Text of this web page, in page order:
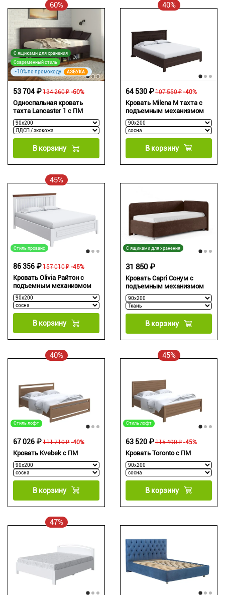
60%
С ящиками для хранения
Современный стиль
-10% по промокоду АЗБУКА
Односпальная кровать
тахта Lancaster 1 с ПМ
134 260 ₽
53 704 ₽ -60%
В корзину
40%
Кровать Milena М тахта с
подъемным механизмом
107 550 ₽
64 530 ₽ -40%
В корзину
45%
Стиль прованс
Кровать Olivia Райтон с
подъемным механизмом
157 010 ₽
86 356 ₽ -45%
В корзину
С ящиками для хранения
Кровать Capri Сонум с
подъемным механизмом
31 850 ₽
В корзину
40%
Стиль лофт
Кровать Kvebek с ПМ
111 710 ₽
67 026 ₽ -40%
В корзину
45%
Стиль лофт
Кровать Toronto с ПМ
115 490 ₽
63 520 ₽ -45%
В корзину
47%